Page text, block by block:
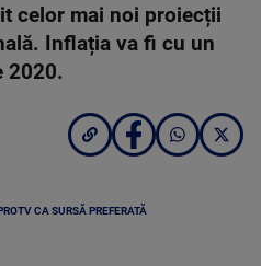
celor mai noi proiecții
Inflația va fi cu un
2020.
CA SURSĂ PREFERATĂ